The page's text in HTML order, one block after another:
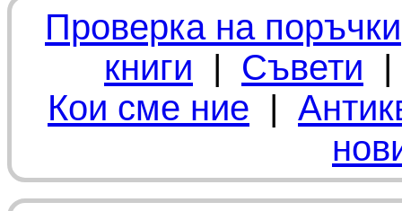
Проверка на поръчки
книги | Съвети
Кои сме ние |